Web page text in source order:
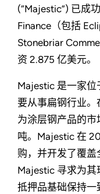
(“Majestic”) 已成
Finance（包括
Stonebriar
资 2.875 亿美元。
Majestic 是一家
要从事扁钢行业
为涂层钢产品的
吨。Majestic 在
购，并开发了覆盖
Majestic 寻求为
抵押品基础保持